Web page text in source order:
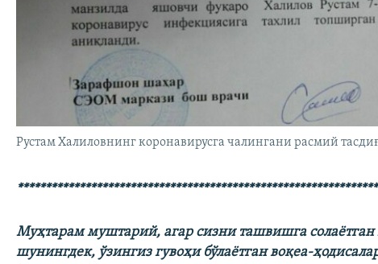
Рустам Халиловнинг коронавирусга чалингани расмий
****************************************************************
Муҳтарам муштарий, агар сизни ташвишга солаётган
шунингдек, ўзингиз гувоҳи бўлаётган воқеа-